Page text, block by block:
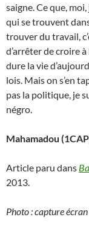
saigne. Ce que,
qui se trouvent
trouver du travail,
d’arrêter de croire à
dure la vie
lois. Mais on s’en
pas la politique, je
négro.
Mahamadou
Article paru dans
2013.
Photo : capture